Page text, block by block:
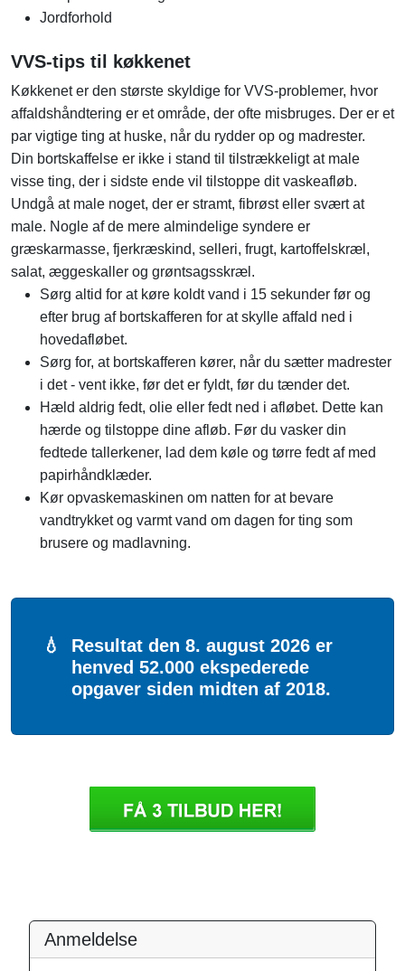
Jordforhold
VVS-tips til køkkenet
Køkkenet er den største skyldige for VVS-problemer, hvor
affaldshåndtering er et område, der ofte misbruges. Der er et
par vigtige ting at huske, når du rydder op og madrester.
Din bortskaffelse er ikke i stand til tilstrækkeligt at male
visse ting, der i sidste ende vil tilstoppe dit vaskeafløb.
Undgå at male noget, der er stramt, fibrøst eller svært at
male. Nogle af de mere almindelige syndere er
græskarmasse, fjerkræskind, selleri, frugt, kartoffelskræl,
salat, æggeskaller og grøntsagsskræl.
Sørg altid for at køre koldt vand i 15 sekunder før og
efter brug af bortskafferen for at skylle affald ned i
hovedafløbet.
Sørg for, at bortskafferen kører, når du sætter madrester
i det - vent ikke, før det er fyldt, før du tænder det.
Hæld aldrig fedt, olie eller fedt ned i afløbet. Dette kan
hærde og tilstoppe dine afløb. Før du vasker din
fedtede tallerkener, lad dem køle og tørre fedt af med
papirhåndklæder.
Kør opvaskemaskinen om natten for at bevare
vandtrykket og varmt vand om dagen for ting som
brusere og madlavning.
💧 Resultat den 8. august 2026 er
henved 52.000 ekspederede
opgaver siden midten af 2018.
Anmeldelse